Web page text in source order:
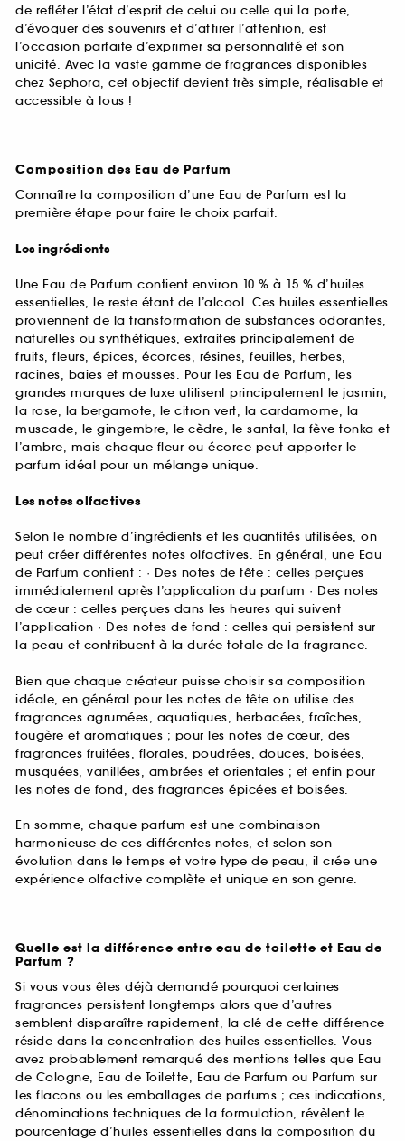
de refléter l’état d’esprit de celui ou celle qui la porte,
d’évoquer des souvenirs et d’attirer l’attention, est
l’occasion parfaite d’exprimer sa personnalité et son
unicité. Avec la vaste gamme de fragrances disponibles
chez Sephora, cet objectif devient très simple, réalisable et
accessible à tous !
Composition des Eau de Parfum
Connaître la composition d’une Eau de Parfum est la
première étape pour faire le choix parfait.
Les ingrédients
Une Eau de Parfum contient environ 10 % à 15 % d’huiles
essentielles, le reste étant de l’alcool. Ces huiles essentielles
proviennent de la transformation de substances odorantes,
naturelles ou synthétiques, extraites principalement de
fruits, fleurs, épices, écorces, résines, feuilles, herbes,
racines, baies et mousses. Pour les Eau de Parfum, les
grandes marques de luxe utilisent principalement le jasmin,
la rose, la bergamote, le citron vert, la cardamome, la
muscade, le gingembre, le cèdre, le santal, la fève tonka et
l’ambre, mais chaque fleur ou écorce peut apporter le
parfum idéal pour un mélange unique.
Les notes olfactives
Selon le nombre d’ingrédients et les quantités utilisées, on
peut créer différentes notes olfactives. En général, une Eau
de Parfum contient : · Des notes de tête : celles perçues
immédiatement après l’application du parfum · Des notes
de cœur : celles perçues dans les heures qui suivent
l’application · Des notes de fond : celles qui persistent sur
la peau et contribuent à la durée totale de la fragrance.
Bien que chaque créateur puisse choisir sa composition
idéale, en général pour les notes de tête on utilise des
fragrances agrumées, aquatiques, herbacées, fraîches,
fougère et aromatiques ; pour les notes de cœur, des
fragrances fruitées, florales, poudrées, douces, boisées,
musquées, vanillées, ambrées et orientales ; et enfin pour
les notes de fond, des fragrances épicées et boisées.
En somme, chaque parfum est une combinaison
harmonieuse de ces différentes notes, et selon son
évolution dans le temps et votre type de peau, il crée une
expérience olfactive complète et unique en son genre.
Quelle est la différence entre eau de toilette et Eau de
Parfum ?
Si vous vous êtes déjà demandé pourquoi certaines
fragrances persistent longtemps alors que d’autres
semblent disparaître rapidement, la clé de cette différence
réside dans la concentration des huiles essentielles. Vous
avez probablement remarqué des mentions telles que Eau
de Cologne, Eau de Toilette, Eau de Parfum ou Parfum sur
les flacons ou les emballages de parfums ; ces indications,
dénominations techniques de la formulation, révèlent le
pourcentage d’huiles essentielles dans la composition du